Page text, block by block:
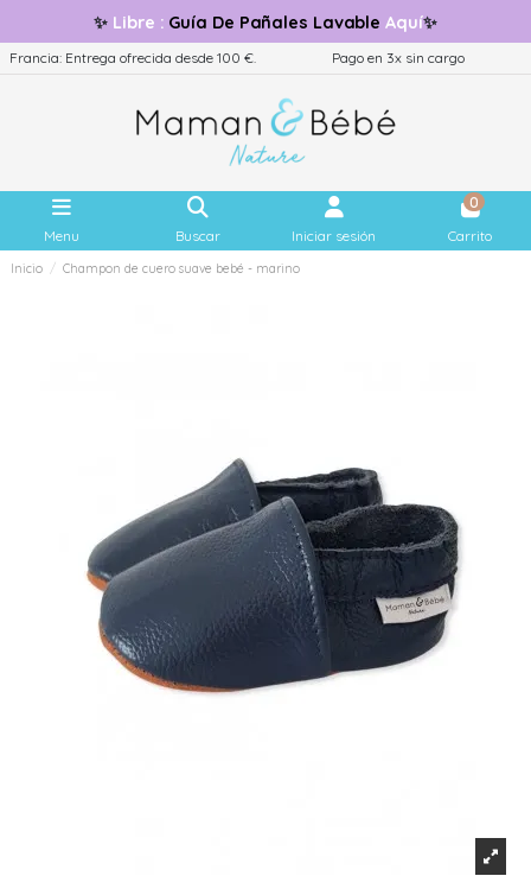
✨ Libre : Guía De Pañales Lavable Aquí✨
Francia: Entrega ofrecida desde 100 €. Pago en 3x sin cargo
Menu Buscar Iniciar sesión
0
Carrito
Inicio Champon de cuero suave bebé - marino